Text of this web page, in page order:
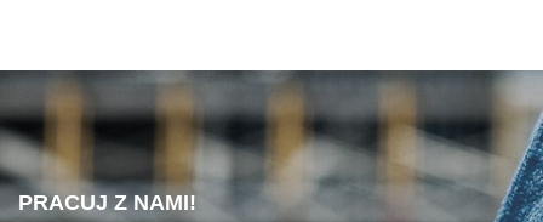
PRACUJ Z NAMI!